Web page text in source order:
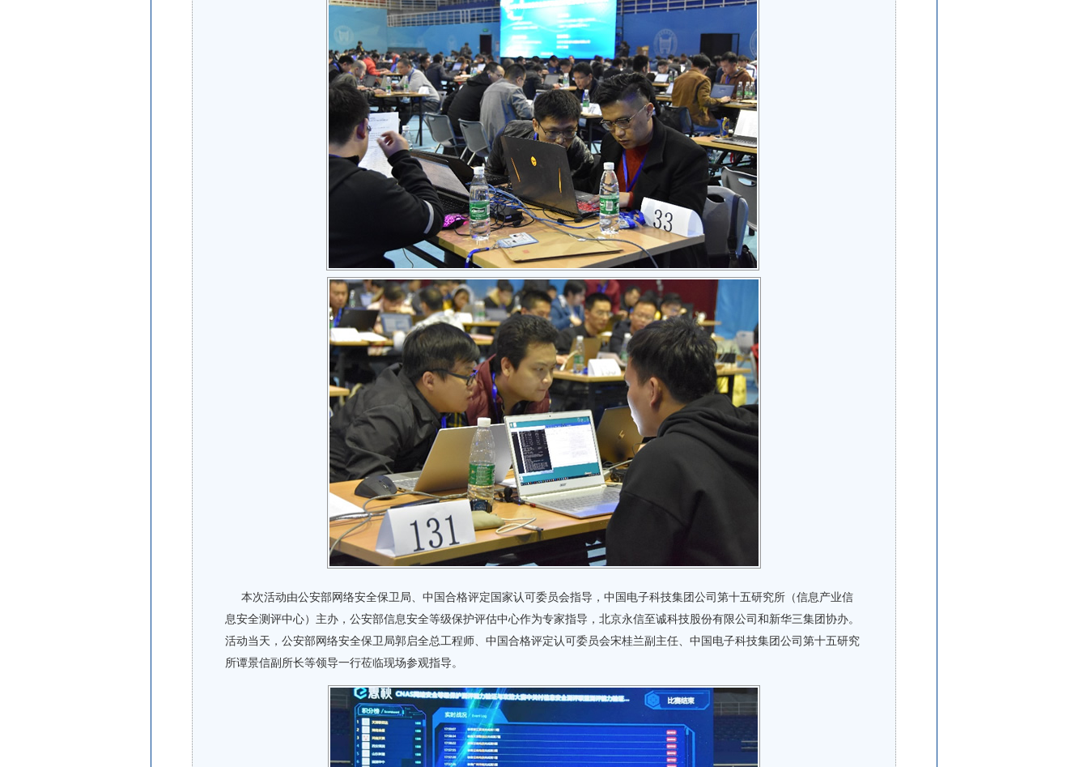
本次活动由公安部网络安全保卫局、中国合格评定国家认可委员会指导，中国电子科技集团公司第十五研究所（信息产业信
息安全测评中心）主办，公安部信息安全等级保护评估中心作为专家指导，北京永信至诚科技股份有限公司和新华三集团协办。
活动当天，公安部网络安全保卫局郭启全总工程师、中国合格评定认可委员会宋桂兰副主任、中国电子科技集团公司第十五研究
所谭景信副所长等领导一行莅临现场参观指导。